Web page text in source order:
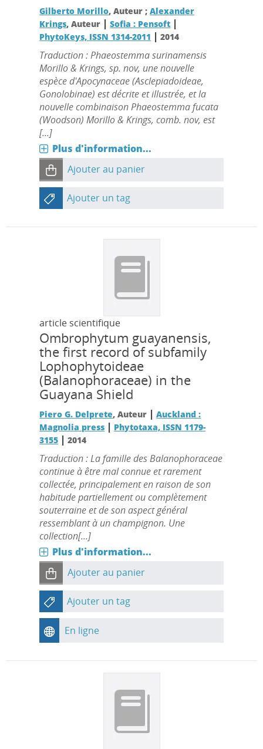
Gilberto Morillo, Auteur ;Alexander
Krings, Auteur |Sofia : Pensoft |
PhytoKeys, ISSN 1314-2011 |2014
Traduction : Phaeostemma surinamensis
Morillo & Krings, sp. nov, une nouvelle
espèce d'Apocynaceae (Asclepiadoideae,
Gonolobinae) est décrite et illustrée, et la
nouvelle combinaison Phaeostemma fucata
(Woodson) Morillo & Krings, comb. nov, est
[...]
Plus d'information...
Ajouter au panier
Ajouter un tag
article scientifique
Ombrophytum guayanensis,
the first record of subfamily
Lophophytoideae
(Balanophoraceae) in the
Guayana Shield
Piero G. Delprete, Auteur |Auckland :
Magnolia press | Phytotaxa, ISSN 1179-
3155 |2014
Traduction : La famille des Balanophoraceae
continue à être mal connue et rarement
collectée, principalement en raison de son
habitude partiellement ou complètement
souterraine et de son aspect général
ressemblant à un champignon. Une
collection[...]
Plus d'information...
Ajouter au panier
Ajouter un tag
En ligne